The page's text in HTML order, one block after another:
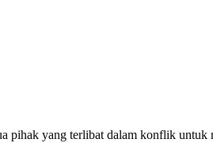
yang terlibat dalam konflik untuk